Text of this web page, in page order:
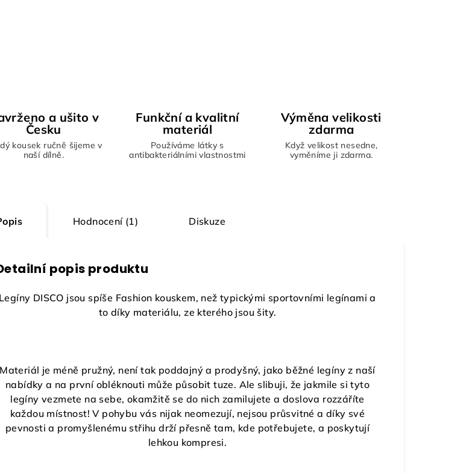
a ušito v
Česku
kousek ručně šijeme v
naší dílně.
Funkční a kvalitní
materiál
Používáme látky s
antibakteriálními vlastnostmi
Výměna velikosti
zdarma
Když velikost nesedne,
vyměníme ji zdarma.
Hodnocení (1) Diskuze
popis produktu
Legíny DISCO jsou spíše Fashion kouskem, než typickými sportovními legínami a
to díky materiálu, ze kterého jsou šity.
Materiál je méně pružný, není tak poddajný a prodyšný, jako běžné legíny z naší
nabídky a na první obléknouti může působit tuze. Ale slibuji, že jakmile si tyto
legíny vezmete na sebe, okamžitě se do nich zamilujete a doslova rozzáříte
každou místnost! V pohybu vás nijak neomezují, nejsou průsvitné a díky své
pevnosti a promyšlenému střihu drží přesně tam, kde potřebujete, a poskytují
lehkou kompresi.